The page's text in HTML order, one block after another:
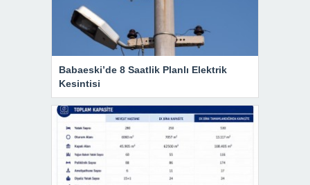
Babaeski’de 8 Saatlik Planlı Elektrik
Kesintisi